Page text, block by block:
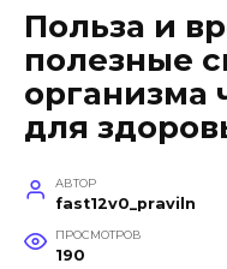
Польза и
полезные
организма
для
АВТОР
fast12v0_praviln
ПРОСМОТРОВ
190